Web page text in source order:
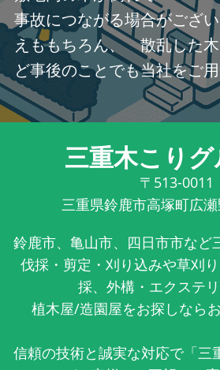
事故につながる場合がござ
えももちろん、 散乱した
ど事後のことでも当社をご
三重木こり
〒513-0011
三重県鈴鹿市高塚町広
鈴鹿市、亀山市、四日市市など
伐採・剪定・刈り込みや草刈
採、外構・エクステ
植木屋/造園屋をお探しなら
信頼の技術と誠実な対応で「三